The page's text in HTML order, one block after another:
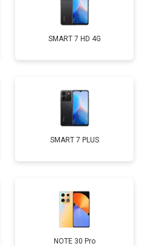
SMART 7 HD 4G
SMART 7 PLUS
NOTE 30 Pro